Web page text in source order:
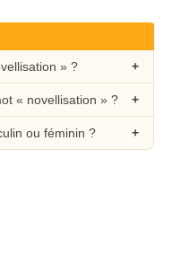
» ?
« novellisation » ?
ou féminin ?